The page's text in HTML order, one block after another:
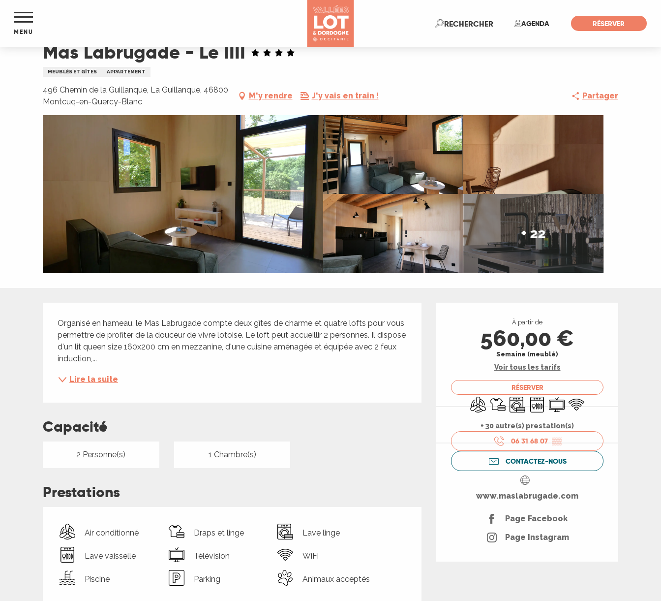
contenu
AGENDA RÉSERVER
RECHERCHERRecherche
MENU
Mas Labrugade - Le IIII
MEUBLÉS ET GÎTES APPARTEMENT
496 Chemin de la Guillanque, La Guillanque, 46800
Montcuq-en-Quercy-Blanc
M'y rendre J'y vais en train ! Partager
+ 22
Ouverture et
À partir de
560,00 €
Semaine (meublé)
Voir tous les tarifs
RÉSERVER
Air conditionné
Draps et linge
Lave lingeLave vaisselle
Télévision
WiFi
+ 30 autre(s) prestation(s)
06 31 68 07 ▒▒
CONTACTEZ-NOUS
www.maslabrugade.com
Page Facebook
Page Instagram
Description
Organisé en hameau, le Mas Labrugade compte deux gîtes de charme et quatre lofts pour vous
permettre de profiter de la douceur de vivre lotoise. Le loft peut accueillir 2 personnes. Il dispose
d'un lit queen size 160x200 cm en mezzanine, d'une cuisine aménagée et équipée avec 2 feux
induction,...
Lire la suite
Capacité
2 Personne(s) 1 Chambre(s)
Prestations
Air conditionné Draps et linge Lave linge
Lave vaisselle Télévision WiFi
Piscine Parking Animaux acceptés